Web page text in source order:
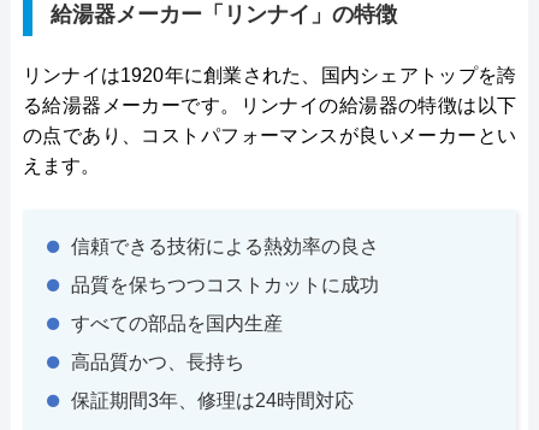
給湯器メーカー「リンナイ」の特徴
リンナイは1920年に創業された、国内シェアトップを誇
る給湯器メーカーです。リンナイの給湯器の特徴は以下
の点であり、コストパフォーマンスが良いメーカーとい
えます。
信頼できる技術による熱効率の良さ
品質を保ちつつコストカットに成功
すべての部品を国内生産
高品質かつ、長持ち
保証期間3年、修理は24時間対応